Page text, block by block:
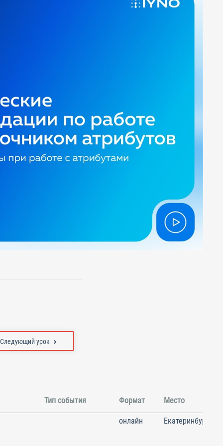
Следующий урок
Тип события Формат Место
онлайн Екатеринбург